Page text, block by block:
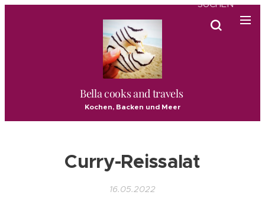
Bella cooks and travels
Kochen, Backen und Meer
SUCHEN
Curry-Reissalat
16.05.2022